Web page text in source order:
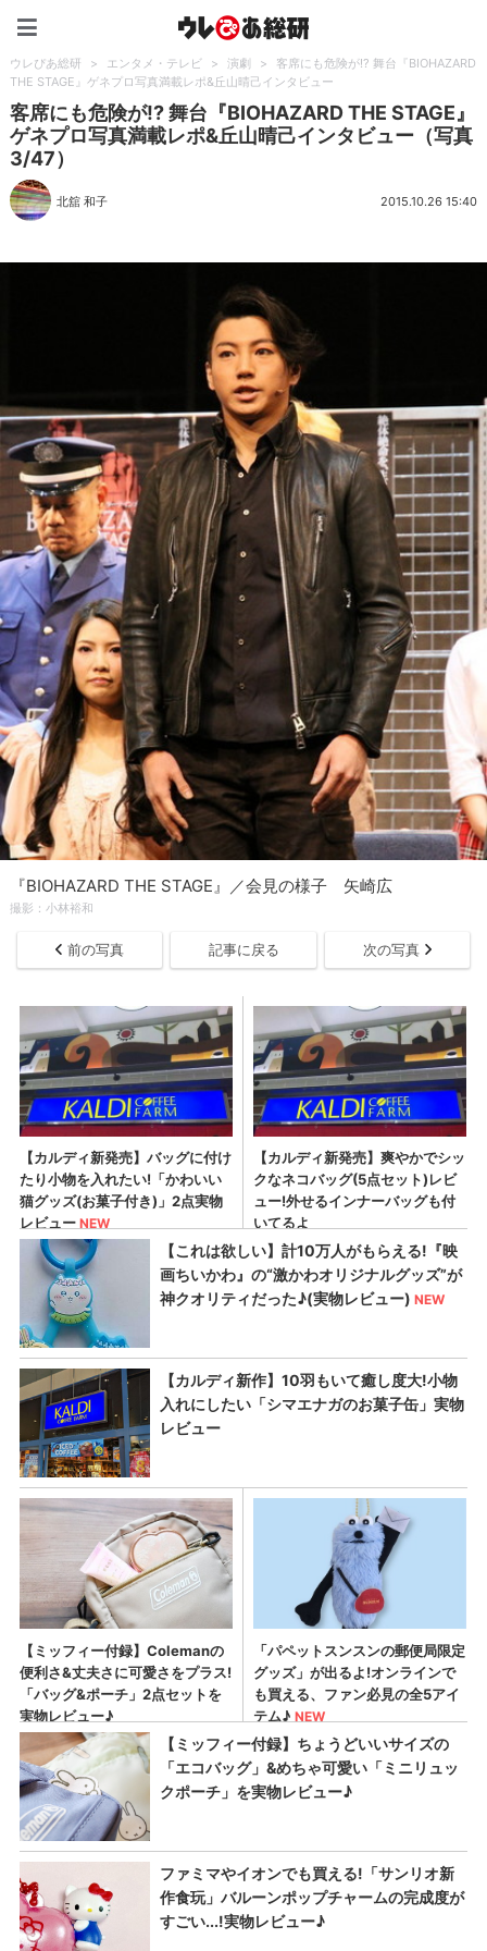
ウレぴあ総研 > エンタメ・テレビ > 演劇 >
客席にも危険が!? 舞台『BIOHAZARD
THE STAGE』ゲネプロ写真満載レポ&丘山晴己インタビュー
客席にも危険が!? 舞台『BIOHAZARD THE STAGE』
ゲネプロ写真満載レポ&丘山晴己インタビュー（写真
3/47）
北舘 和子 2015.10.26 15:40
『BIOHAZARD THE STAGE』／会見の様子 矢崎広
撮影：小林裕和
前の写真 記事に戻る 次の写真